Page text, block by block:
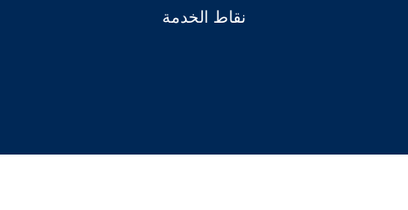
نقاط الخدمة